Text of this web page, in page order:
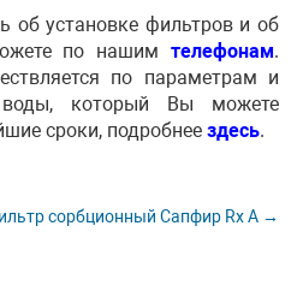
об установке фильтров и об
по нашим телефонам.
по параметрам и
воды, который Вы можете
сроки, подробнее здесь.
сорбционный Сапфир Rx A →